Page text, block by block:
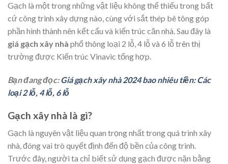
Gạch là một trong những vật liệu không thể thiếu trong bất
cứ công trình xây dựng nào, cùng với sắt thép bê tông góp
phần hình thành nên kết cấu và kiến trúc căn nhà. Sau đây là
giá gạch xây nhà phổ thông loại 2 lỗ, 4 lỗ và 6 lỗ trên thị
trường được Kiến trúc Vinavic tổng hợp.
Bạn đang đọc:Giá gạch xây nhà 2024 bao nhiêu tiền: Các
loại 2 lỗ, 4 lỗ, 6 lỗ
Gạch xây nhà là gì?
Gạch là nguyên vật liệu quan trọng nhất trong quá trình xây
nhà, đóng vai trò quyết định đến độ bền của công trình.
Trước đây, người ta chỉ biết sử dụng gạch được nặn bằng